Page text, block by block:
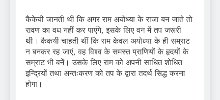
कैकेयी जानती थीं कि अगर राम अयोध्या के राजा बन जाते तो
रावण का वध नहीं कर पाएंगे, इसके लिए वन में तप जरूरी
थी। कैकयी चाहती थीं कि राम केवल अयोध्या के ही सम्राट
न बनकर रह जाएं, वह विश्व के समस्त प्राणियों के हृदयों के
सम्राट भी बनें। उसके लिए राम को अपनी साधित शोधित
इन्द्रियों तथा अन्तःकरण को तप के द्वारा तदर्थ सिद्ध करना
होगा।